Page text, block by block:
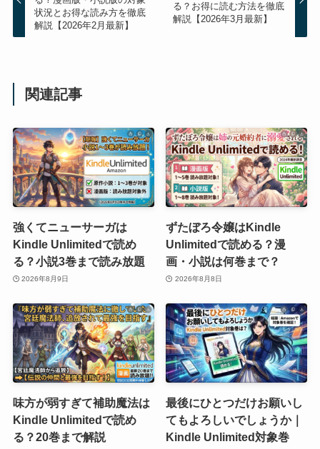
状況とお得な読み方を徹底
解説【2026年2月最新】
る？お得に読む方法を徹底
解説【2026年3月最新】
関連記事
強くてニューサーガは
Kindle Unlimitedで読め
る？小説3巻まで読み放題
2026年8月9日
ずたぼろ令嬢はKindle
Unlimitedで読める？漫
画・小説は何巻まで？
2026年8月8日
味方が弱すぎて補助魔法は
Kindle Unlimitedで読め
る？20巻まで解説
最後にひとつだけお願いし
てもよろしいでしょうか｜
Kindle Unlimited対象巻